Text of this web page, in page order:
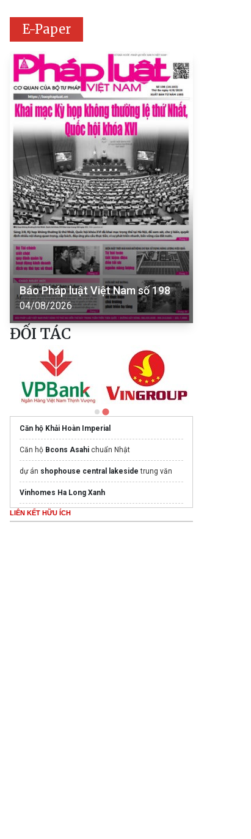
E-Paper
Báo Pháp luật Việt Nam số 198
04/08/2026
ĐỐI TÁC
Căn hộ Khải Hoàn Imperial
Căn hộ Bcons Asahi chuẩn Nhật
dự án shophouse central lakeside trung văn
Vinhomes Ha Long Xanh
Biệt Thự Song Lập
LIÊN KẾT HỮU ÍCH